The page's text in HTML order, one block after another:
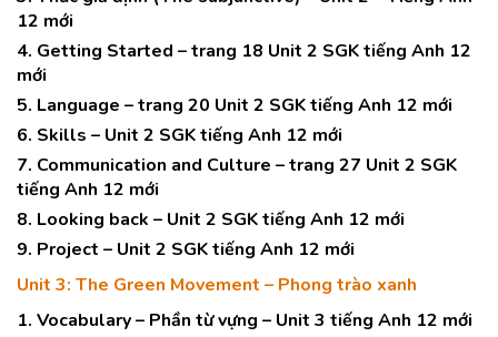
12 mới
4. Getting Started – trang 18 Unit 2 SGK tiếng Anh 12
mới
5. Language – trang 20 Unit 2 SGK tiếng Anh 12 mới
6. Skills – Unit 2 SGK tiếng Anh 12 mới
7. Communication and Culture – trang 27 Unit 2 SGK
tiếng Anh 12 mới
8. Looking back – Unit 2 SGK tiếng Anh 12 mới
9. Project – Unit 2 SGK tiếng Anh 12 mới
Unit 3: The Green Movement – Phong trào xanh
1. Vocabulary – Phần từ vựng – Unit 3 tiếng Anh 12 mới